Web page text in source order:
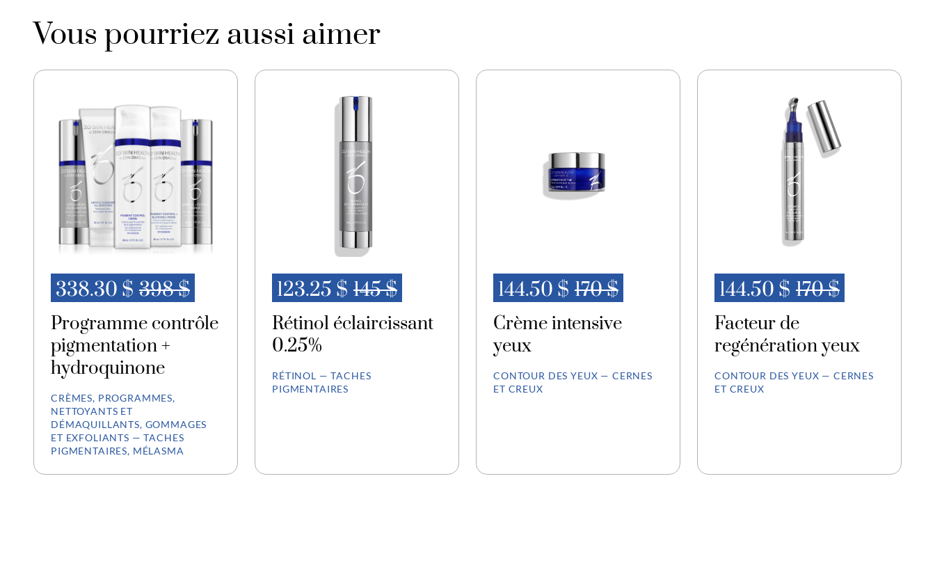
21, BoronNitride, Sodium Hyaluronate, Silica, Coenzyme A, Caffeine,
Ethylhexylglycerin, Myristyl Laurate, Acrylates/Dimethylaminoethyl
MethacrylateCopolymer, Sodium PCA, Disodium EDTA, Xanthan Gum,
Carnitine, Tromethamine, Sodium Benzoate, CaprylylGlycol, Sodium
Dehydroacetate,Potassium Sorbate,Phenoxyethanol, Titanium Dioxide
(CI 77891), Iron Oxides (CI 77491).
Vous pourriez aussi aimer
338.30 $ 398 $
Programme contrôle
pigmentation +
hydroquinone
CRÈMES, PROGRAMMES,
NETTOYANTS ET
DÉMAQUILLANTS, GOMMAGES
ET EXFOLIANTS — TACHES
PIGMENTAIRES, MÉLASMA
123.25 $ 145 $
Rétinol éclaircissant
0.25%
RÉTINOL — TACHES
PIGMENTAIRES
144.50 $ 170 $
Crème intensive
yeux
CONTOUR DES YEUX — CERNES
ET CREUX
144.50 $ 170 $
Facteur de
regénération yeux
CONTOUR DES YEUX — CERNES
ET CREUX